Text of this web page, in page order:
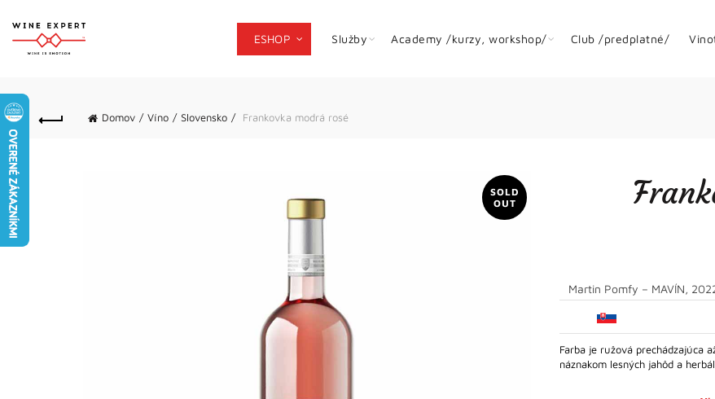
ESHOP Služby Academy /kurzy, workshop/ Club /predplatné/
Domov Víno Slovensko Frankovka modrá rosé
SOLD
OUT
Martin Pomfy – MAVÍN,
Farba je ružová prechádzajúca
náznakom lesných jahôd a